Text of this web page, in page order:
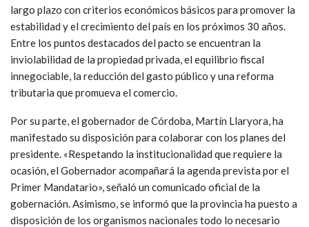
largo plazo con criterios económicos básicos para promover la
estabilidad y el crecimiento del país en los próximos 30 años.
Entre los puntos destacados del pacto se encuentran la
inviolabilidad de la propiedad privada, el equilibrio fiscal
innegociable, la reducción del gasto público y una reforma
tributaria que promueva el comercio.
Por su parte, el gobernador de Córdoba, Martín Llaryora, ha
manifestado su disposición para colaborar con los planes del
presidente. «Respetando la institucionalidad que requiere la
ocasión, el Gobernador acompañará la agenda prevista por el
Primer Mandatario», señaló un comunicado oficial de la
gobernación. Asimismo, se informó que la provincia ha puesto a
disposición de los organismos nacionales todo lo necesario